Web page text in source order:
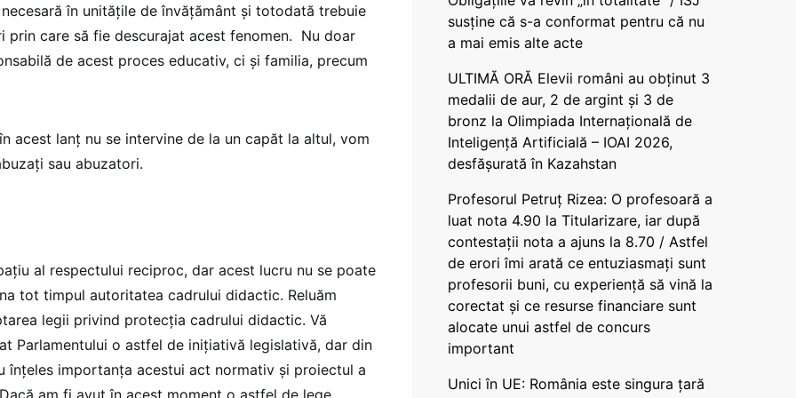
în unităţile de învăţământ şi totodată trebuie
prin care să fie descurajat acest fenomen. Nu doar
de acest proces educativ, ci şi familia, precum
acest lanţ nu se intervine de la un capăt la altul, vom
sau abuzatori.
al respectului reciproc, dar acest lucru nu se poate
tot timpul autoritatea cadrului didactic. Reluăm
legii privind protecţia cadrului didactic. Vă
Parlamentului o astfel de iniţiativă legislativă, dar din
înţeles importanţa acestui act normativ şi proiectul a
am fi avut în acest moment o astfel de lege,
susține că s-a conformat pentru că nu
a mai emis alte acte
ULTIMĂ ORĂ Elevii români au obținut 3
medalii de aur, 2 de argint și 3 de
bronz la Olimpiada Internațională de
Inteligență Artificială – IOAI 2026,
desfășurată în Kazahstan
Profesorul Petruț Rizea: O profesoară a
luat nota 4.90 la Titularizare, iar după
contestații nota a ajuns la 8.70 / Astfel
de erori îmi arată ce entuziasmați sunt
profesorii buni, cu experiență să vină la
corectat și ce resurse financiare sunt
alocate unui astfel de concurs
important
Unici în UE: România este singura țară